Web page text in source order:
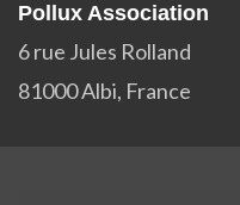
Pollux Association
6 rue Jules Rolland
81000 Albi, France